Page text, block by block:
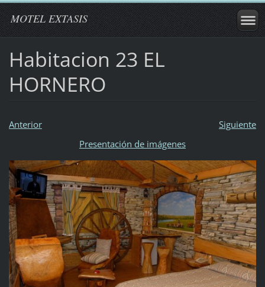
MOTEL EXTASIS
Habitacion 23 EL
HORNERO
Anterior
Siguiente
Presentación de imágenes